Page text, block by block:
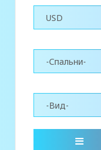
USD
-Спальни-
-Вид-